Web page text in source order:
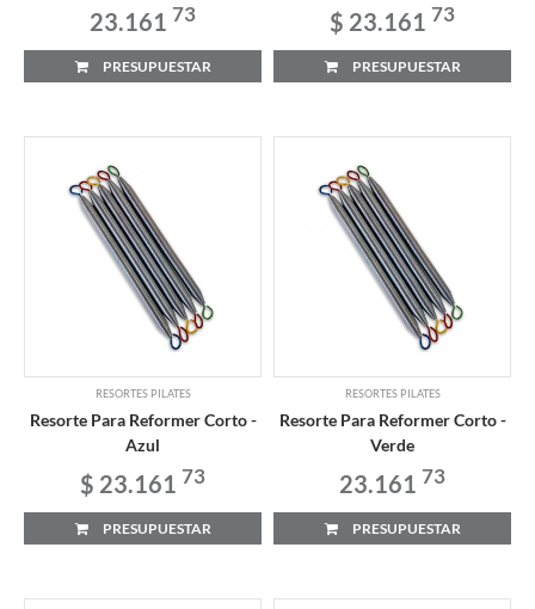
23.161 73
PRESUPUESTAR
$ 23.161 73
PRESUPUESTAR
RESORTES PILATES
Resorte Para Reformer Corto -
Azul
$ 23.161 73
PRESUPUESTAR
RESORTES PILATES
Resorte Para Reformer Corto -
Verde
23.161 73
PRESUPUESTAR